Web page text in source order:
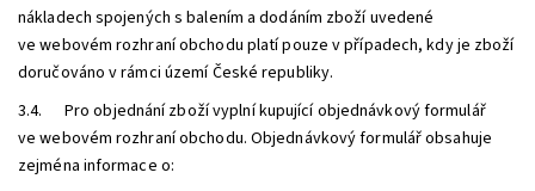
nákladech spojených s balením a dodáním zboží uvedené
ve webovém rozhraní obchodu platí pouze v případech, kdy je zboží
doručováno v rámci území České republiky.
3.4. Pro objednání zboží vyplní kupující objednávkový formulář
ve webovém rozhraní obchodu. Objednávkový formulář obsahuje
zejména informace o: